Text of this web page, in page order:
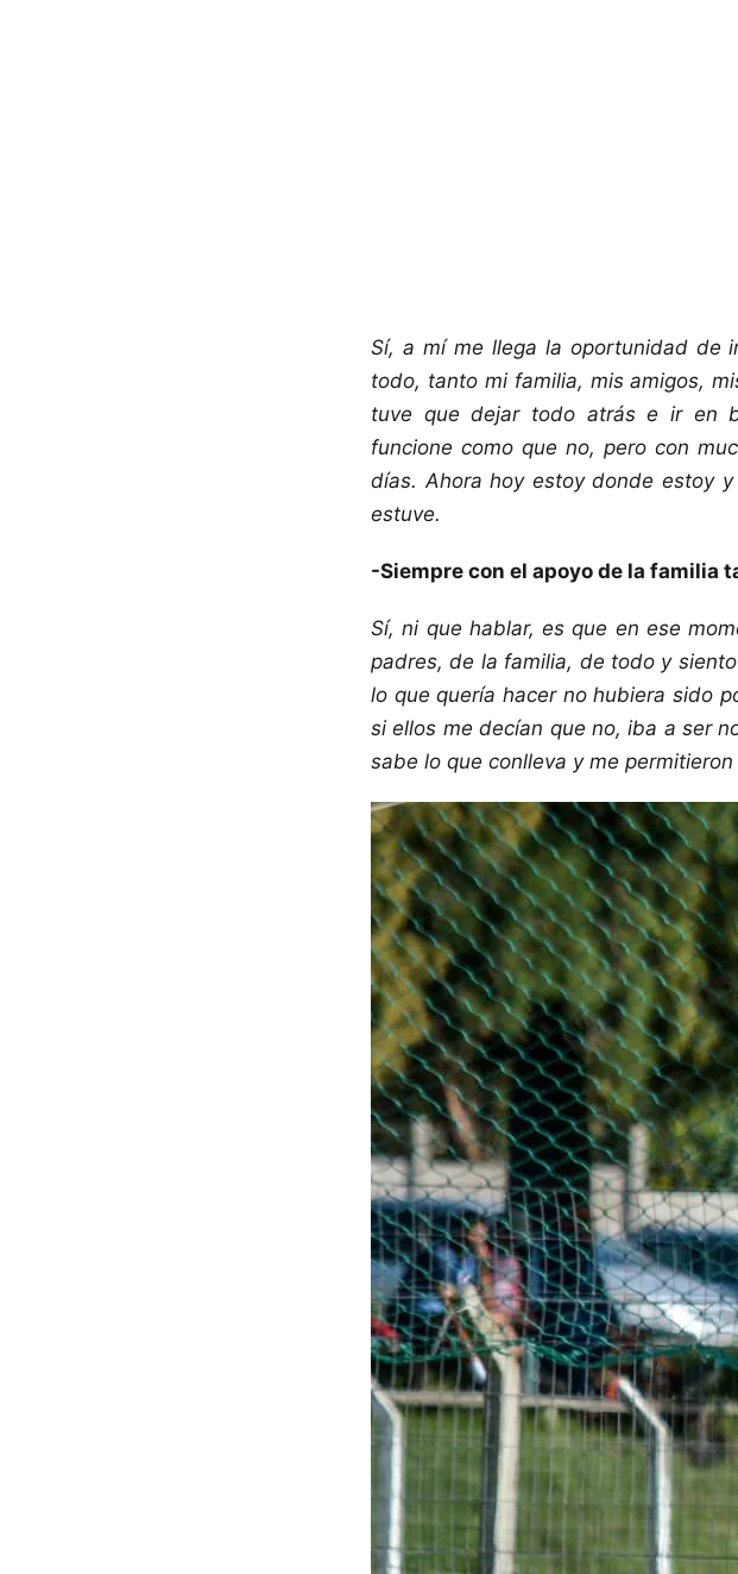
Sí, a mí me llega la oportunidad de
todo, tanto mi familia, mis amigos,
tuve que dejar todo atrás e ir en
funcione como que no, pero con
días. Ahora hoy estoy donde estoy
estuve.
-Siempre con el apoyo de la familia
Sí, ni que hablar, es que en ese
padres, de la familia, de todo y
lo que quería hacer no hubiera sido
si ellos me decían que no, iba a ser
sabe lo que conlleva y me